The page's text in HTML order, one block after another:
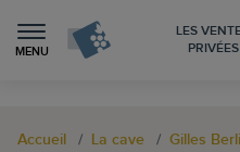
MENU
LES
PRIVÉES
Accueil La cave
Gilles